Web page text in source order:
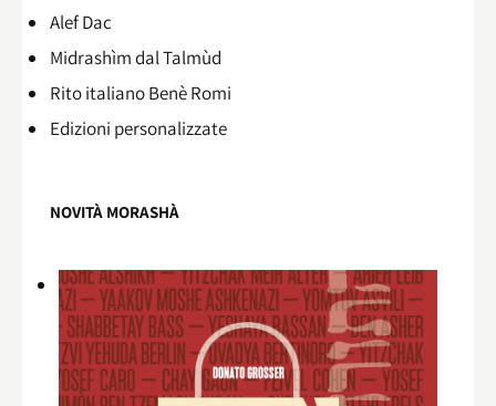
Alef Dac
Midrashìm dal Talmùd
Rito italiano Benè Romi​
Edizioni personalizzate
NOVITÀ MORASHÀ